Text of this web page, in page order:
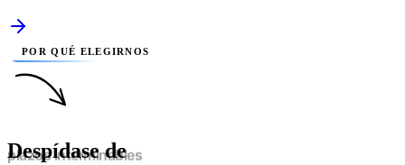
POR QUÉ ELEGIRNOS
Despídase de
plazos interminables